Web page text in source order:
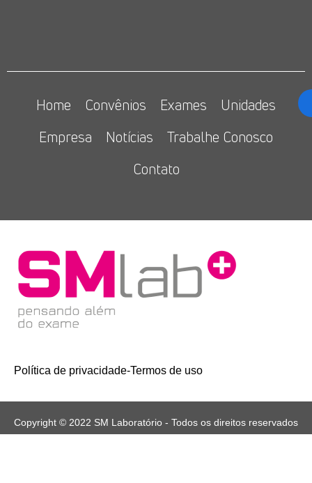
Home Convênios Exames
Unidades
Empresa
Notícias
Trabalhe Conosco
Contato
Política de privacidade-Termos de uso
Copyright © 2022 SM Laboratório - Todos os direitos reservados